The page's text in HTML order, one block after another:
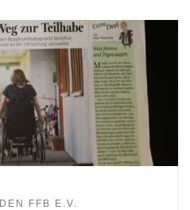
FFB E.V.